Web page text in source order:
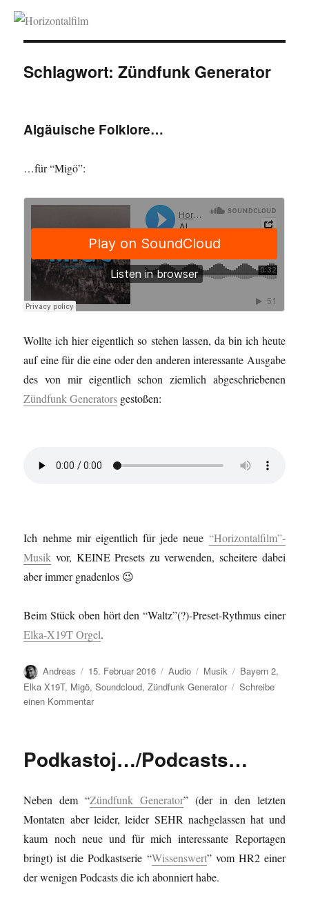
Horizontalfilm
Schlagwort:Zündfunk Generator
Algäuische Folklore…
…für “Migö”:
Wollte ich hier eigentlich so stehen lassen, da bin ich heute
auf eine für die eine oder den anderen interessante Ausgabe
des von mir eigentlich schon ziemlich abgeschriebenen
Zündfunk Generators gestoßen:
Ich nehme mir eigentlich für jede neue “Horizontalfilm”-
Musik vor, KEINE Presets zu verwenden, scheitere dabei
aber immer gnadenlos 😉
Beim Stück oben hört den “Waltz”(?)-Preset-Rythmus einer
Elka-X19T Orgel.
Autor
Andreas
Veröffentlicht
am
15. Februar 2016 Format
Audio Kategorien
Musik Schlagwörter
Bayern 2,
Elka X19T, Migö,Soundcloud,Zündfunk Generator
Schreibe
einen Kommentarzu
Podkastoj…/Podcasts…
Neben dem “Zündfunk Generator” (der in den letzten
Montaten aber leider, leider SEHR nachgelassen hat und
kaum noch neue und für mich interessante Reportagen
bringt) ist die Podkastserie “Wissenswert” vom HR2 einer
der wenigen Podcasts die ich abonniert habe.